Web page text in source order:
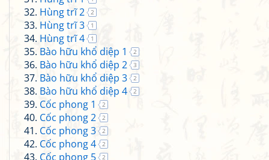
Hùng trĩ 2 2
Hùng trĩ 3 1
Hùng trĩ 4 1
Bào hữu khổ diệp 1 2
Bào hữu khổ diệp 2 3
Bào hữu khổ diệp 3 2
Bào hữu khổ diệp 4 2
Cốc phong 1 2
Cốc phong 2 2
Cốc phong 3 2
Cốc phong 4 2
Cốc phong 5 2